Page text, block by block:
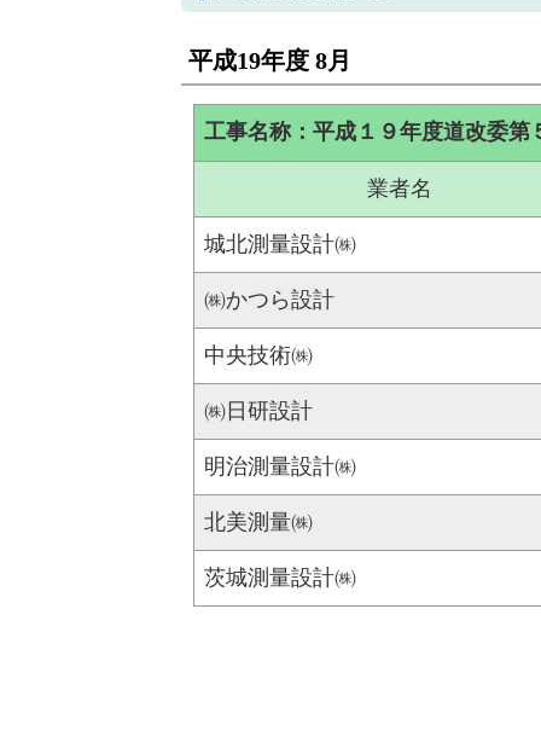
平成19年度 8月
工事名称：平成１９年度道改委第
業者名
城北測量設計㈱
㈱かつら設計
中央技術㈱
㈱日研設計
明治測量設計㈱
北美測量㈱
茨城測量設計㈱